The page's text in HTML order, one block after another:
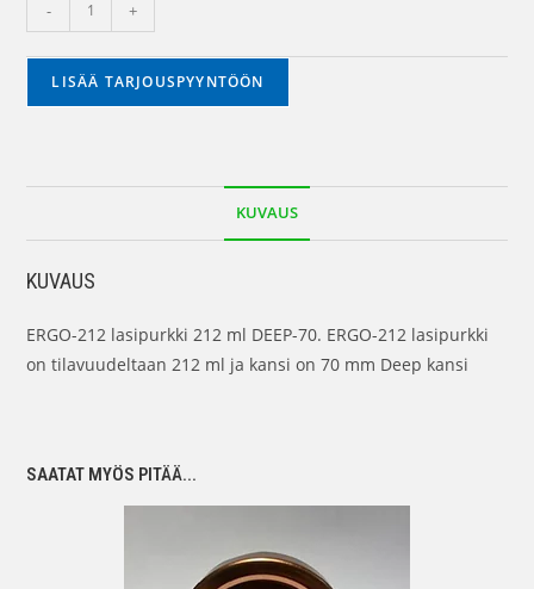
- +
LISÄÄ TARJOUSPYYNTÖÖN
KUVAUS
KUVAUS
ERGO-212 lasipurkki 212 ml DEEP-70. ERGO-212 lasipurkki
on tilavuudeltaan 212 ml ja kansi on 70 mm Deep kansi
SAATAT MYÖS PITÄÄ...